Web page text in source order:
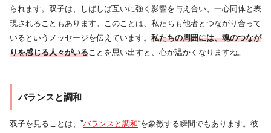
られます。双子は、しばしば互いに強く影響を与え合い、一心同体と表
現されることもあります。このことは、私たちも他者とつながり合って
いるというメッセージを伝えています。 私たちの周囲には、魂のつなが
りを感じる人々がいることを思い出すと、心が温かくなりますね。
バランスと調和
双子を見ることは、”バランスと調和“を象徴する瞬間でもあります。彼